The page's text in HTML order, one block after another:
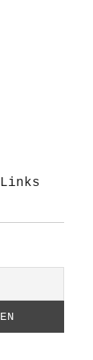
Links